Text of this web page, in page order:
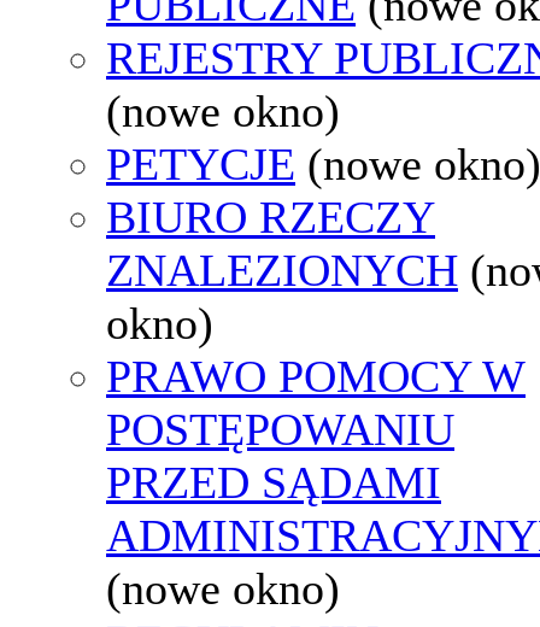
REJESTRY
(nowe okno)
PETYCJE (nowe okno)
BIURO RZECZY
ZNALEZIONYCH
okno)
PRAWO POMOCY W
POSTĘPOWANIU
PRZED SĄDAMI
(nowe okno)